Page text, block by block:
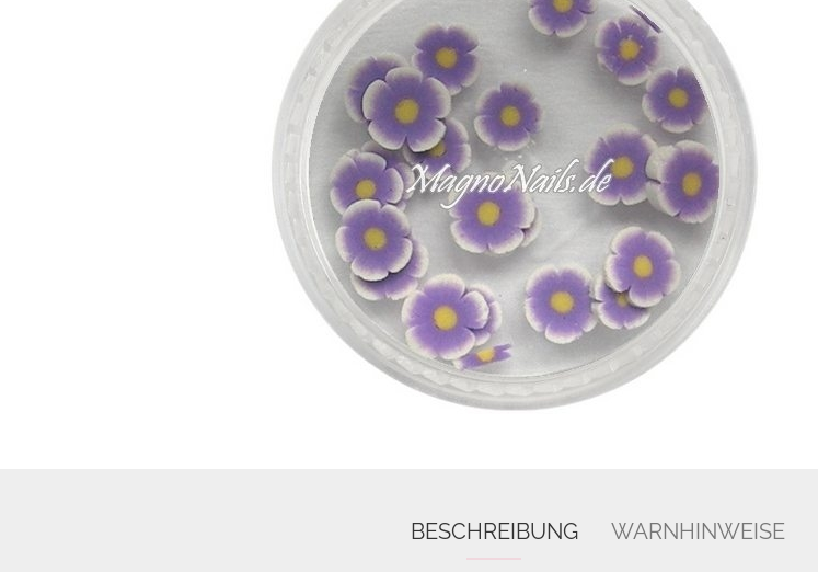
Nail Art Folien
Nail Stamping
Glitter
INK Colors
Nail Art Sets
3D Nail Formen
Feine Acrylfarbe / Aquarell
Nail Piercing
BESCHREIBUNG WARNHINWEISE